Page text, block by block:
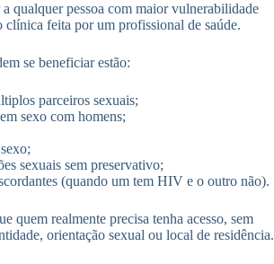
qualquer pessoa com maior vulnerabilidade
clínica feita por um profissional de saúde.
se beneficiar estão:
parceiros sexuais;
sexo com homens;
sexuais sem preservativo;
(quando um tem HIV e o outro não).
quem realmente precisa tenha acesso, sem
orientação sexual ou local de residência.